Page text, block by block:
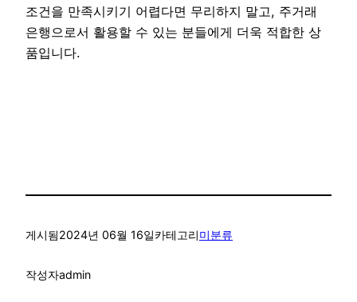
조건을 만족시키기 어렵다면 무리하지 말고, 주거래
은행으로서 활용할 수 있는 분들에게 더욱 적합한 상
품입니다.
게시됨2024년 06월 16일카테고리미분류
작성자admin